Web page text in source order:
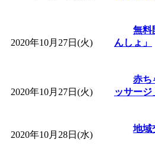
2020年10月27日(火)
無料
んしょ」
2020年10月27日(火)
赤ち
ッサージ
2020年10月28日(水)
地域